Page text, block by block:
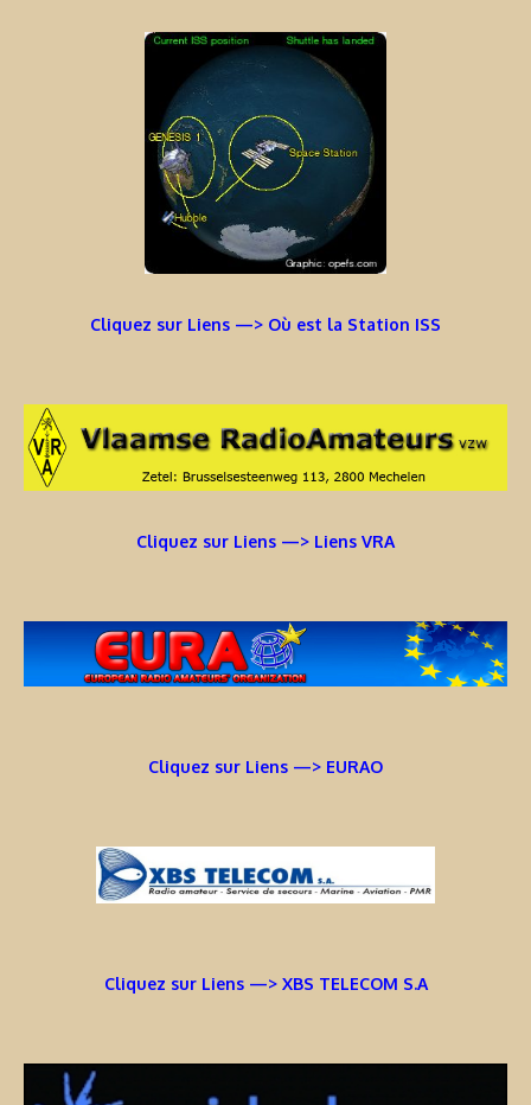
Cliquez sur Liens —> Où est la Station ISS
Cliquez sur Liens —> Liens VRA
Cliquez sur Liens —> EURAO
Cliquez sur Liens —> XBS TELECOM S.A